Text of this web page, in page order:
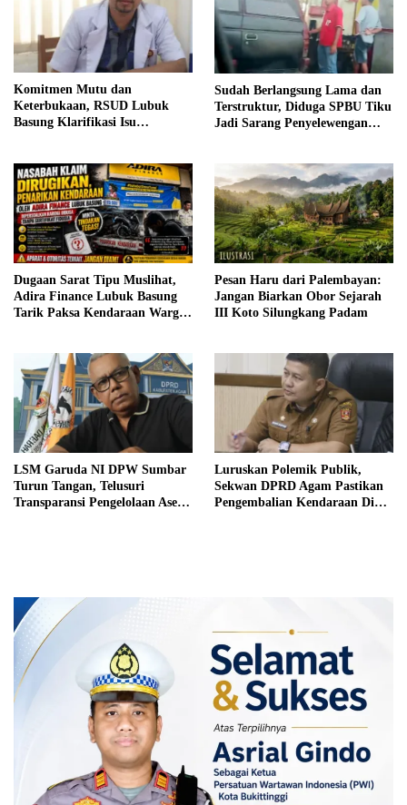
Komitmen Mutu dan
Keterbukaan, RSUD Lubuk
Basung Klarifikasi Isu
Sudah Berlangsung Lama dan
Terstruktur, Diduga SPBU Tiku
Jadi Sarang Penyelewengan
Dugaan Sarat Tipu Muslihat,
Adira Finance Lubuk Basung
Tarik Paksa Kendaraan Warga
Pesan Haru dari Palembayan:
Jangan Biarkan Obor Sejarah
III Koto Silungkang Padam
LSM Garuda NI DPW Sumbar
Turun Tangan, Telusuri
Transparansi Pengelolaan Aset
Luruskan Polemik Publik,
Sekwan DPRD Agam Pastikan
Pengembalian Kendaraan Dinas